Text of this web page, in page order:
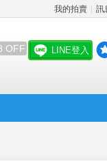
我的拍賣 訊
OFF LINE登入